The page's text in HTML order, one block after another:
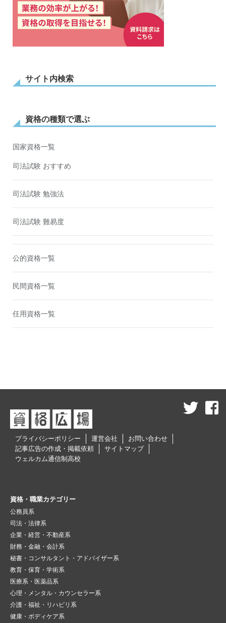
サイト内検索
資格の種類で選ぶ
国家資格一覧
司法試験 おすすめ
司法試験 勉強法
司法試験 難易度
公的資格一覧
民間資格一覧
任用資格一覧
プライバシーポリシー 運営会社
お問い合わせ
記事広告の作成・掲載依頼
サイトマップ
ウェルカム通信制高校
資格・職業カテゴリー
公務員系
司法・法律系
企業・経営・不動産系
財務・金融・会計系
秘書・コンサルタント・アドバイザー系
教育・保育・学術系
医療系・医薬品系
心理・メンタル・カウンセラー系
介護・福祉・リハビリ系
健康・ボディケア系